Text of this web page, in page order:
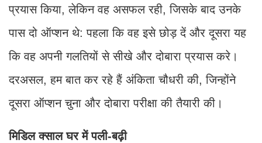
प्रयास किया, लेकिन वह असफल रही, जिसके बाद उनके
पास दो ऑप्शन थे: पहला कि वह इसे छोड़ दें और दूसरा यह
कि वह अपनी गलतियों से सीखे और दोबारा प्रयास करे।
दरअसल, हम बात कर रहे हैं अंकिता चौधरी की, जिन्होंने
दूसरा ऑप्शन चुना और दोबारा परीक्षा की तैयारी की।
मिडिल क्साल घर में पली-बढ़ी